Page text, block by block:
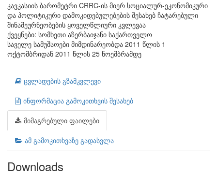
კავკასიის ბარომეტრი CRRC-ის მიერ სოციალურ-ეკონომიკური
და პოლიტიკური დამოკიდებულებების შესახებ ჩატარებული
შინამეურნეობების ყოველწლიური კვლევაა
ქვეყნები: სომხეთი აზერბაიჯანი საქართველო
საველე სამუშაოები მიმდინარეობდა 2011 წლის 1
ოქტომბრიდან 2011 წლის 25 ნოემბრამდე
ცვლადების გზამკვლევი
ინფორმაცია გამოკითხვის შესახებ
მიმაგრებული ფაილები
ამ გამოკითხვაზე გადასვლა
Downloads